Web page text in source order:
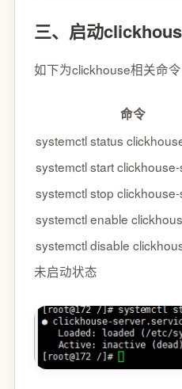
三、启动
如下为clickhouse相关命令
命令
systemctl status
systemctl start
systemctl stop
systemctl enable
systemctl disable
未启动状态